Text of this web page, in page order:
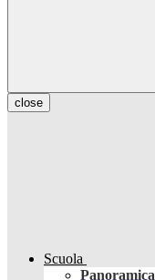
close
Scuola
Panoramica